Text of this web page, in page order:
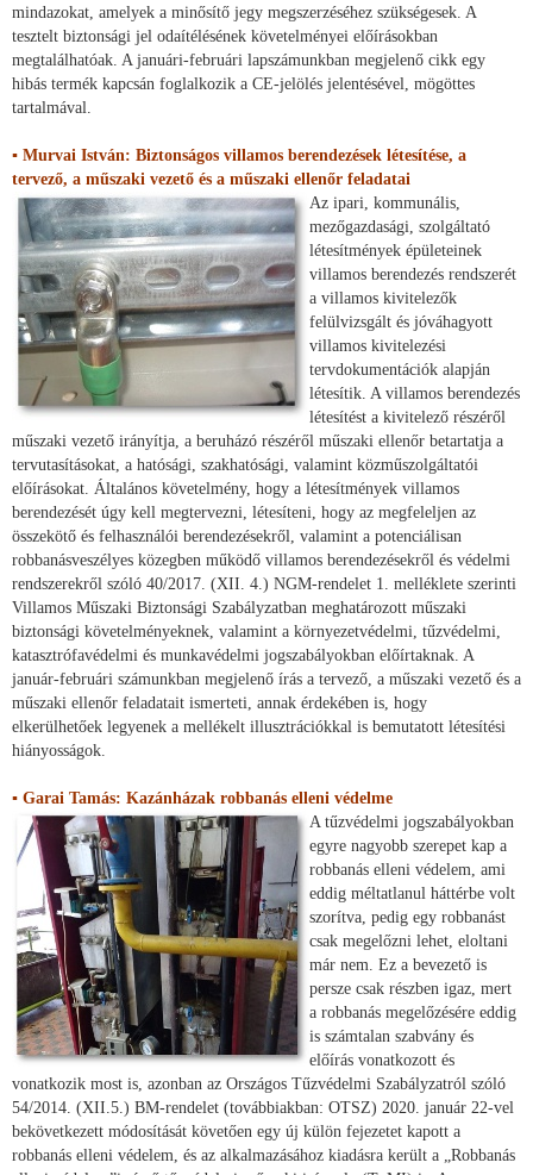
mindazokat, amelyek a minősítő jegy megszerzéséhez szükségesek. A
tesztelt biztonsági jel odaítélésének követelményei előírásokban
megtalálhatóak. A januári-februári lapszámunkban megjelenő cikk egy
hibás termék kapcsán foglalkozik a CE-jelölés jelentésével, mögöttes
tartalmával.
▪ Murvai István: Biztonságos villamos berendezések létesítése, a
tervező, a műszaki vezető és a műszaki ellenőr feladatai
Az ipari, kommunális,
mezőgazdasági, szolgáltató
létesítmények épületeinek
villamos berendezés rendszerét
a villamos kivitelezők
felülvizsgált és jóváhagyott
villamos kivitelezési
tervdokumentációk alapján
létesítik. A villamos berendezés
létesítést a kivitelező részéről
műszaki vezető irányítja, a beruházó részéről műszaki ellenőr betartatja a
tervutasításokat, a hatósági, szakhatósági, valamint közműszolgáltatói
előírásokat. Általános követelmény, hogy a létesítmények villamos
berendezését úgy kell megtervezni, létesíteni, hogy az megfeleljen az
összekötő és felhasználói berendezésekről, valamint a potenciálisan
robbanásveszélyes közegben működő villamos berendezésekről és védelmi
rendszerekről szóló 40/2017. (XII. 4.) NGM-rendelet 1. melléklete szerinti
Villamos Műszaki Biztonsági Szabályzatban meghatározott műszaki
biztonsági követelményeknek, valamint a környezetvédelmi, tűzvédelmi,
katasztrófavédelmi és munkavédelmi jogszabályokban előírtaknak. A
január-februári számunkban megjelenő írás a tervező, a műszaki vezető és a
műszaki ellenőr feladatait ismerteti, annak érdekében is, hogy
elkerülhetőek legyenek a mellékelt illusztrációkkal is bemutatott létesítési
hiányosságok.
▪ Garai Tamás: Kazánházak robbanás elleni védelme
A tűzvédelmi jogszabályokban
egyre nagyobb szerepet kap a
robbanás elleni védelem, ami
eddig méltatlanul háttérbe volt
szorítva, pedig egy robbanást
csak megelőzni lehet, eloltani
már nem. Ez a bevezető is
persze csak részben igaz, mert
a robbanás megelőzésére eddig
is számtalan szabvány és
előírás vonatkozott és
vonatkozik most is, azonban az Országos Tűzvédelmi Szabályzatról szóló
54/2014. (XII.5.) BM-rendelet (továbbiakban: OTSZ) 2020. január 22-vel
bekövetkezett módosítását követően egy új külön fejezetet kapott a
robbanás elleni védelem, és az alkalmazásához kiadásra került a „Robbanás